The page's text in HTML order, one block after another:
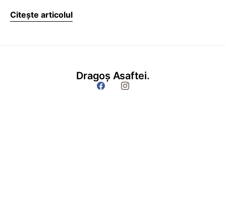
Citește articolul
Dragoș Asaftei.